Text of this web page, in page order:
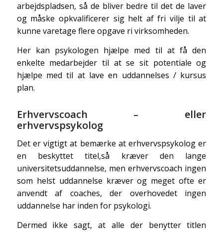
arbejdspladsen, så de bliver bedre til det de laver
og måske opkvalificerer sig helt af fri vilje til at
kunne varetage flere opgave ri virksomheden.
Her kan psykologen hjælpe med til at få den
enkelte medarbejder til at se sit potentiale og
hjælpe med til at lave en uddannelses / kursus
plan.
Erhvervscoach – eller
erhvervspsykolog
Det er vigtigt at bemærke at erhvervspsykolog er
en beskyttet titel,så kræver den lange
universitetsuddannelse, men erhvervscoach ingen
som helst uddannelse kræver og meget ofte er
anvendt af coaches, der overhovedet ingen
uddannelse har inden for psykologi.
Dermed ikke sagt, at alle der benytter titlen